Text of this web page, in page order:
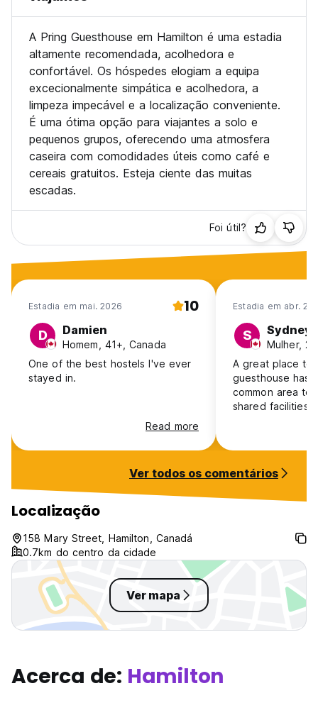
A Pring Guesthouse em Hamilton é uma estadia
altamente recomendada, acolhedora e
confortável. Os hóspedes elogiam a equipa
excecionalmente simpática e acolhedora, a
limpeza impecável e a localização conveniente.
É uma ótima opção para viajantes a solo e
pequenos grupos, oferecendo uma atmosfera
caseira com comodidades úteis como café e
cereais gratuitos. Esteja ciente das muitas
escadas.
Foi útil?
Estadia em mai. 2026 10
D Damien
Homem, 41+, Canada
One of the best hostels I've ever
stayed in.
Read more
Estadia em abr.
S Sydney
Mulher,
A great place to
guesthouse has
common area to
shared facilities,
for! It was also
restaurant
favourite
again I am in
it and felt safe
traveller. Thiugh
Ver todos os comentários
Localização
158 Mary Street, Hamilton, Canadá
0.7km do centro da cidade
Ver mapa
Acerca de: Hamilton